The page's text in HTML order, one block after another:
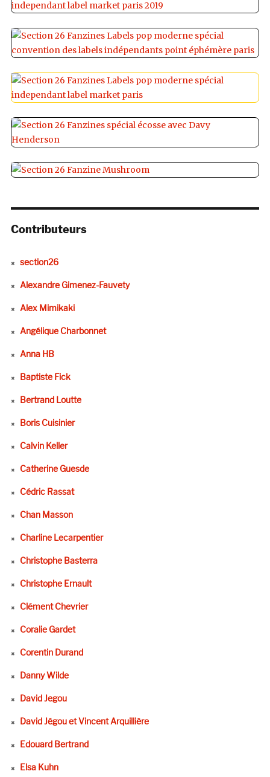
Contributeurs
section26
Alexandre Gimenez-Fauvety
Alex Mimikaki
Angélique Charbonnet
Anna HB
Baptiste Fick
Bertrand Loutte
Boris Cuisinier
Calvin Keller
Catherine Guesde
Cédric Rassat
Chan Masson
Charline Lecarpentier
Christophe Basterra
Christophe Ernault
Clément Chevrier
Coralie Gardet
Corentin Durand
Danny Wilde
David Jegou
David Jégou et Vincent Arquillière
Edouard Bertrand
Elsa Kuhn